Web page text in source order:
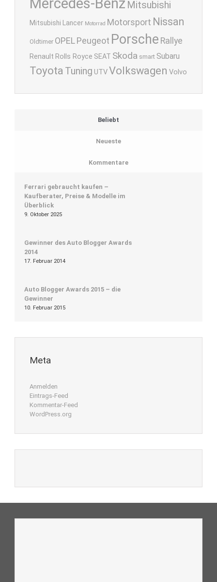
Mitsubishi
Mitsubishi Lancer Motorrad Motorsport Nissan
Oldtimer OPELPeugeot Porsche Rallye
Renault Rolls Royce SEAT Skoda smart Subaru
Toyota Tuning UTVVolkswagen Volvo
Beliebt
Neueste
Kommentare
Ferrari gebraucht kaufen –
Kaufberater, Preise & Modelle im
Überblick
9. Oktober 2025
Gewinner des Auto Blogger Awards
2014
17. Februar 2014
Auto Blogger Awards 2015 – die
Gewinner
10. Februar 2015
Meta
Anmelden
Eintrags-Feed
Kommentar-Feed
WordPress.org